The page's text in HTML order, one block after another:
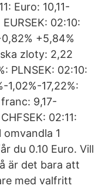
Euro: 10,11-
02:10:
+5,84%
zloty: 2,22
PLNSEK: 02:10:
1,02%-17,22%:
9,17-
02:11:
1
du 0.10 Euro. Vill
är det bara att
med valfritt